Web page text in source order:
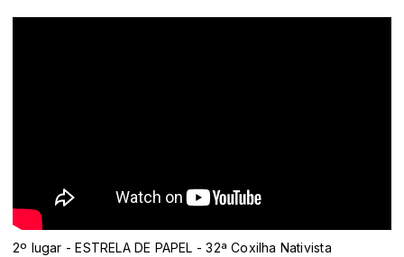
2º lugar - ESTRELA DE PAPEL - 32ª Coxilha Nativista